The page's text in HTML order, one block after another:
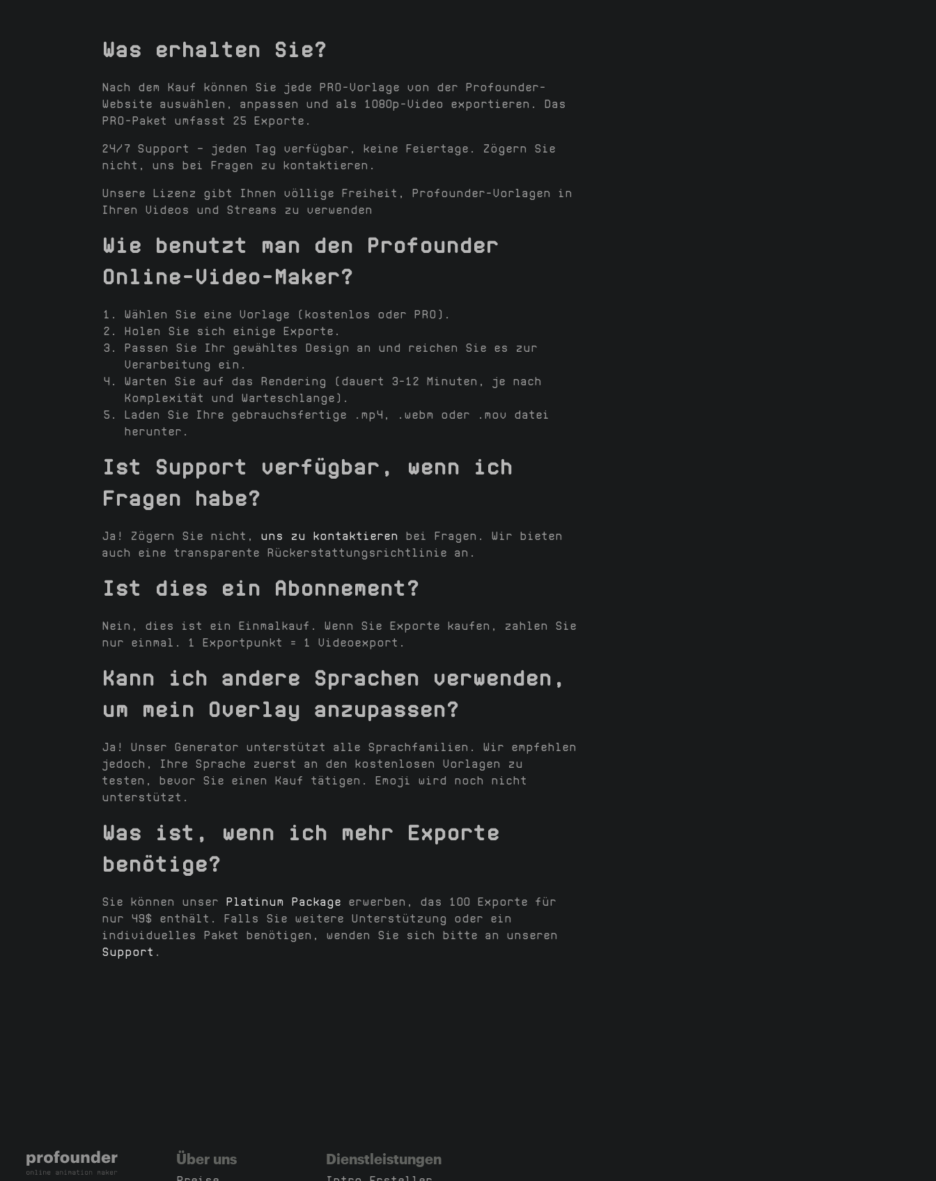
Was erhalten Sie?
Nach dem Kauf können Sie jede PRO-Vorlage von der Profounder-
Website auswählen, anpassen und als 1080p-Video exportieren. Das
PRO-Paket umfasst 25 Exporte.
24/7 Support — jeden Tag verfügbar, keine Feiertage. Zögern Sie
nicht, uns bei Fragen zu kontaktieren.
Unsere Lizenz gibt Ihnen völlige Freiheit, Profounder-Vorlagen in
Ihren Videos und Streams zu verwenden
Wie benutzt man den Profounder
Online-Video-Maker?
Wählen Sie eine Vorlage (kostenlos oder PRO).
Holen Sie sich einige Exporte.
Passen Sie Ihr gewähltes Design an und reichen Sie es zur
Verarbeitung ein.
Warten Sie auf das Rendering (dauert 3–12 Minuten, je nach
Komplexität und Warteschlange).
Laden Sie Ihre gebrauchsfertige .mp4, .webm oder .mov datei
herunter.
Ist Support verfügbar, wenn ich
Fragen habe?
Ja! Zögern Sie nicht, uns zu kontaktieren bei Fragen. Wir bieten
auch eine transparente Rückerstattungsrichtlinie an.
Ist dies ein Abonnement?
Nein, dies ist ein Einmalkauf. Wenn Sie Exporte kaufen, zahlen Sie
nur einmal. 1 Exportpunkt = 1 Videoexport.
Kann ich andere Sprachen verwenden,
um mein Overlay anzupassen?
Ja! Unser Generator unterstützt alle Sprachfamilien. Wir empfehlen
jedoch, Ihre Sprache zuerst an den kostenlosen Vorlagen zu
testen, bevor Sie einen Kauf tätigen. Emoji wird noch nicht
unterstützt.
Was ist, wenn ich mehr Exporte
benötige?
Sie können unser Platinum Package erwerben, das 100 Exporte für
nur 49$ enthält. Falls Sie weitere Unterstützung oder ein
individuelles Paket benötigen, wenden Sie sich bitte an unseren
Support .
Über uns Dienstleistungen